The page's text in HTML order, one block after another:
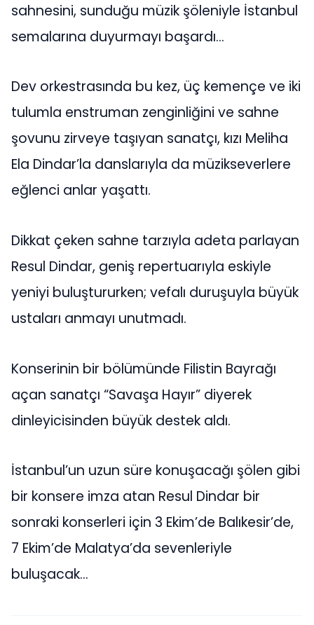
sahnesini, sunduğu müzik şöleniyle İstanbul
semalarına duyurmayı başardı…
Dev orkestrasında bu kez, üç kemençe ve iki
tulumla enstruman zenginliğini ve sahne
şovunu zirveye taşıyan sanatçı, kızı Meliha
Ela Dindar’la danslarıyla da müzikseverlere
eğlenci anlar yaşattı.
Dikkat çeken sahne tarzıyla adeta parlayan
Resul Dindar, geniş repertuarıyla eskiyle
yeniyi buluştururken; vefalı duruşuyla büyük
ustaları anmayı unutmadı.
Konserinin bir bölümünde Filistin Bayrağı
açan sanatçı “Savaşa Hayır” diyerek
dinleyicisinden büyük destek aldı.
İstanbul’un uzun süre konuşacağı şölen gibi
bir konsere imza atan Resul Dindar bir
sonraki konserleri için 3 Ekim’de Balıkesir’de,
7 Ekim’de Malatya’da sevenleriyle
buluşacak…